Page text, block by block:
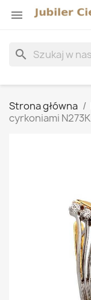

search
Strona główna
cyrkoniami N273K